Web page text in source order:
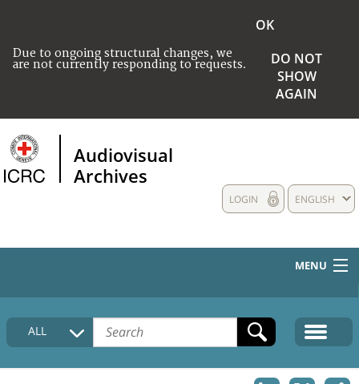
Due to ongoing structural changes, we
are not currently responding to requests.
OK
DO NOT
SHOW
AGAIN
Audiovisual
Archives
ENGLISH
LOGIN
MENU
HOME
COLLECTIONS DESCRIPTION
ALL